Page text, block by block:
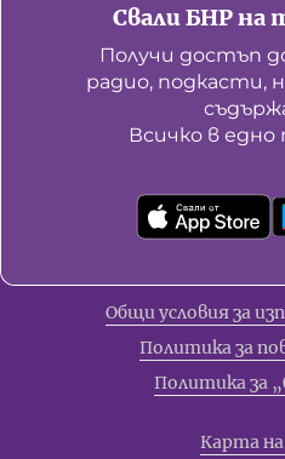
Свали БНР на
Получи достъп
радио, подкасти,
Всичко в
Общи условия за
Политика за
Политика за
Карта